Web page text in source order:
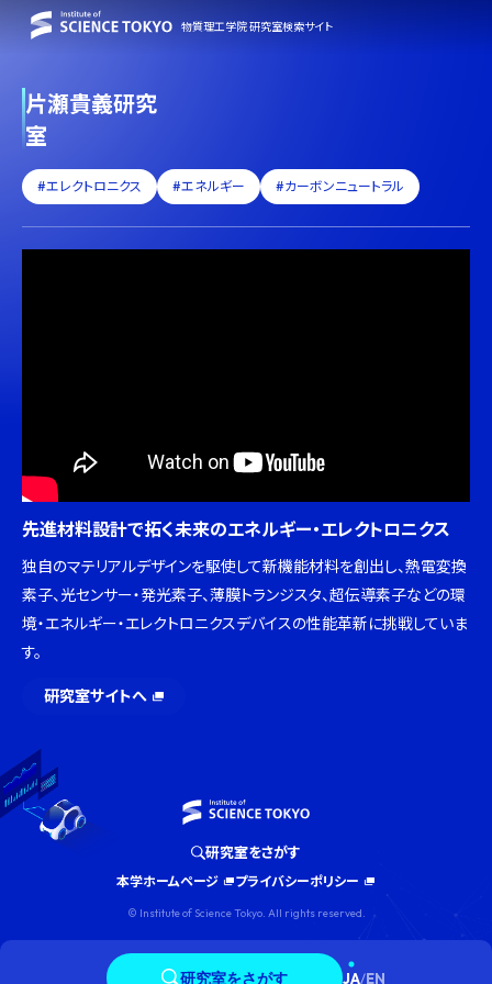
物質理工学院 研究室検索サイト
研究室をさがす JA/EN
片瀬貴義研究
室
#エレクトロニクス #エネルギー #カーボンニュートラル
先進材料設計で拓く未来のエネルギー・エレクトロニクス
独自のマテリアルデザインを駆使して新機能材料を創出し、熱電変換
素子、光センサー・発光素子、薄膜トランジスタ、超伝導素子などの環
境・エネルギー・エレクトロニクスデバイスの性能革新に挑戦していま
す。
研究室サイトへ
研究室をさがす
本学ホームページ プライバシーポリシー
© Institute of Science Tokyo. All rights reserved.